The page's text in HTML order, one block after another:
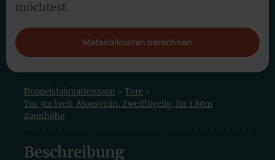
möchtest.
Materialkosten berechnen
Doppelstabmattenzaun > Tore >
Tor 3m breit, Moosgrün, Zweiflügelig, für 1.80m
Zaunhöhe
Beschreibung